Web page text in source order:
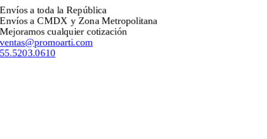
a toda la República
a CMDX y Zona Metropolitana
cualquier cotización